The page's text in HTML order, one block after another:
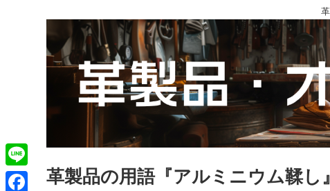
革製品の用語『アルミニウム鞣し』
L